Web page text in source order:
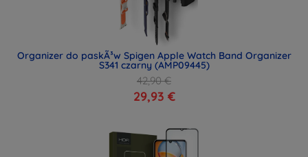
Organizer do paskÃ³w Spigen Apple Watch Band Organizer
S341 czarny (AMP09445)
42,90 €
29,93 €